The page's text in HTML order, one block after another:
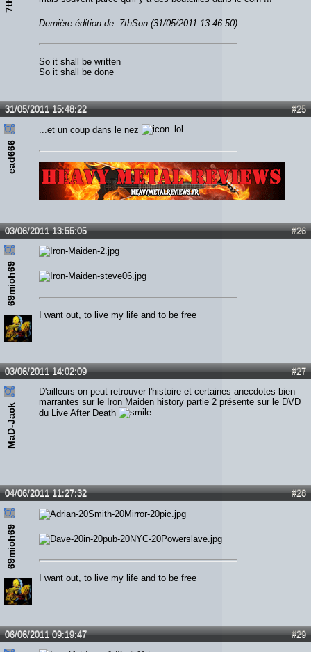
Dernière édition de: 7thSon (31/05/2011 13:46:50)
So it shall be written
So it shall be done
#25
31/05/2011 15:48:22
ead666
...et un coup dans le nez
Lien : http://heavymetalreviews.fr/
#26
03/06/2011 13:55:05
69mich69
I want out, to live my life and to be free
#27
03/06/2011 14:02:09
MaD-Jack
D'ailleurs on peut retrouver l'histoire et certaines anecdotes bien
marrantes sur le Iron Maiden history partie 2 présente sur le DVD
du Live After Death
#28
04/06/2011 11:27:32
69mich69
I want out, to live my life and to be free
#29
06/06/2011 09:19:47